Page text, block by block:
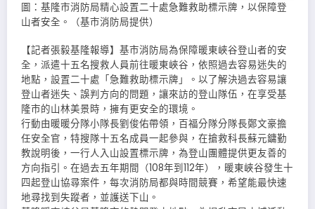
圖：基隆市消防局精心設置二十處急難救助標示牌，以保障登
山者安全。（基市消防局提供）
【記者張毅基隆報導】基市消防局為保障暖東峽谷登山者的安
全，派遣十五名搜救人員前往暖東峽谷，依照過去容易迷失的
地點，設置二十處「急難救助標示牌」。以了解決過去容易讓
登山者迷失、誤判方向的問題，讓來訪的登山隊伍，在享受基
隆市的山林美景時，擁有更安全的環境。
行動由暖暖分隊小隊長劉俊佑帶領，百福分隊分隊長鄭文豪擔
任安全官，特搜隊十五名成員一起參與，在搶救科長蘇元鏞勤
教說明後，一行人入山設置標示牌，為登山團體提供更友善的
方向指引。在過去五年期間（108年到112年），暖東峽谷發生十
四起登山協尋案件，每次消防局都與時間競賽，希望能最快速
地尋找到失蹤者，並護送下山。